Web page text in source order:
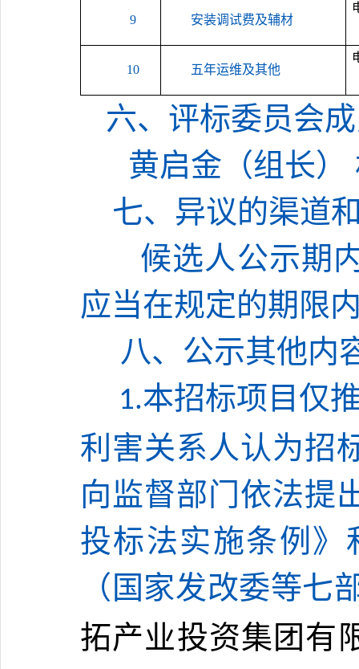
9 安装调试费及辅材
10 五年运维及其他
六、评标委员会
黄启金（组长）
七、异议的渠道
候选人公示期
应当在规定的期限
八、公示其他内
1.本招标项目仅
利害关系人认为招
向监督部门依法提
投标法实施条例》
（国家发改委等七
拓产业投资集团有